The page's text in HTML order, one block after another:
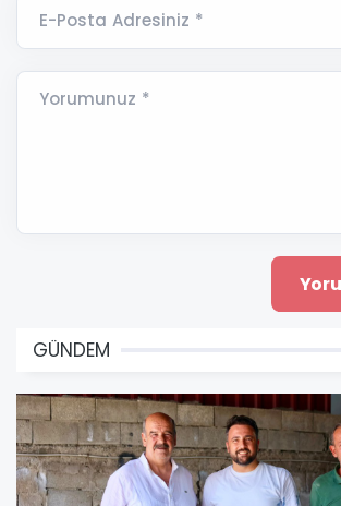
E-Posta Adresiniz *
Yorumunuz *
GÜNDEM